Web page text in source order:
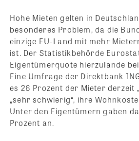
Hohe Mieten gelten in
besonderes Problem, da die
einzige EU-Land mit mehr
ist. Der Statistikbehörde
Eigentümerquote hierzulande
Eine Umfrage der Direktbank
es 26 Prozent der Mieter derzeit
„sehr schwierig“, ihre
Unter den Eigentümern gaben
Prozent an.